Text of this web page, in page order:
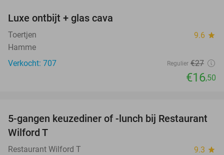
Luxe ontbijt + glas cava
Toertjen 9.6 star
Hamme
Verkocht: 707
Regulier €27
€16,50
50%
5-gangen keuzediner of -lunch bij Restaurant
Wilford T
Restaurant Wilford T 9.3 star